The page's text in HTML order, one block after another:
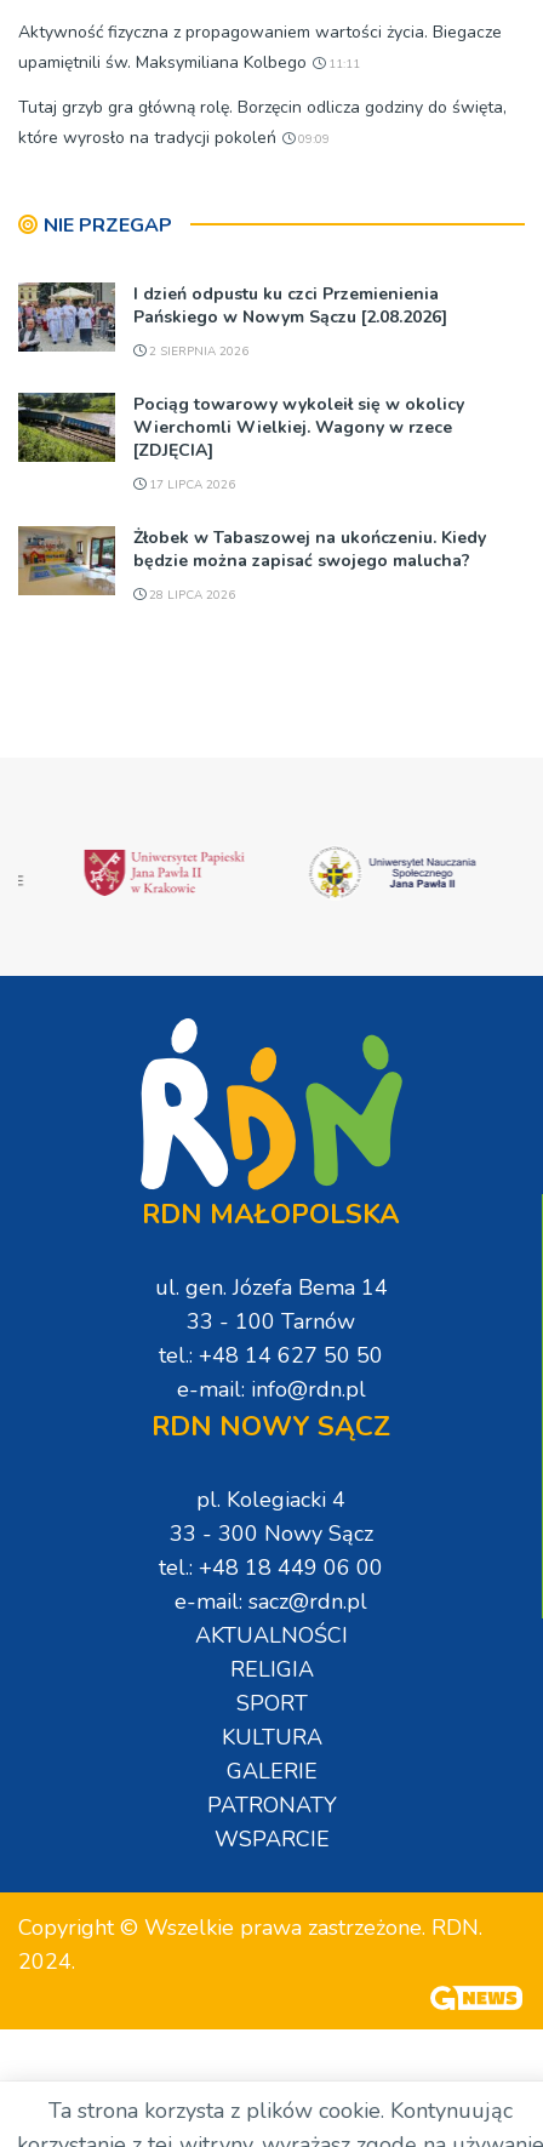
Aktywność fizyczna z propagowaniem wartości życia. Biegacze
upamiętnili św. Maksymiliana Kolbego
11:11
Tutaj grzyb gra główną rolę. Borzęcin odlicza godziny do święta,
które wyrosło na tradycji pokoleń
09:09
NIE PRZEGAP
I dzień odpustu ku czci Przemienienia
Pańskiego w Nowym Sączu [2.08.2026]
2 SIERPNIA 2026
Pociąg towarowy wykoleił się w okolicy
Wierchomli Wielkiej. Wagony w rzece
[ZDJĘCIA]
17 LIPCA 2026
Żłobek w Tabaszowej na ukończeniu. Kiedy
będzie można zapisać swojego malucha?
28 LIPCA 2026
RDN MAŁOPOLSKA
ul. gen. Józefa Bema 14
33 - 100 Tarnów
tel.: +48 14 627 50 50
e-mail: info@rdn.pl
RDN NOWY SĄCZ
pl. Kolegiacki 4
33 - 300 Nowy Sącz
tel.: +48 18 449 06 00
e-mail: sacz@rdn.pl
AKTUALNOŚCI
RELIGIA
SPORT
KULTURA
GALERIE
PATRONATY
WSPARCIE
Copyright © Wszelkie prawa zastrzeżone. RDN.
2024.
Ta strona korzysta z plików cookie. Kontynuując